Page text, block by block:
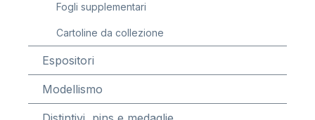
Fogli supplementari
Cartoline da collezione
Espositori
Modellismo